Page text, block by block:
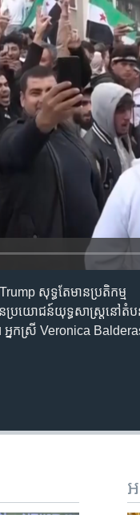
available
សុទ្ធ​តែ​មាន​ប្រតិកម្ម​
ប្រយោជន៍​យុទ្ធសាស្ត្រ​​នៅ​តំប
នកស្រី Veronica